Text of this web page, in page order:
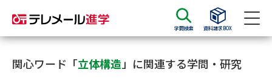
学問検索 資料請求BOX
資料請求 資料検索
関心ワード「立体構造 」に関連する学問・研究